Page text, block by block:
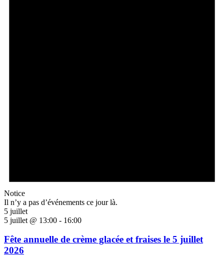
Notice
Il n’y a pas d’événements ce jour là.
5 juillet
5 juillet @ 13:00 - 16:00
Fête annuelle de crème glacée et fraises le 5 juillet
2026